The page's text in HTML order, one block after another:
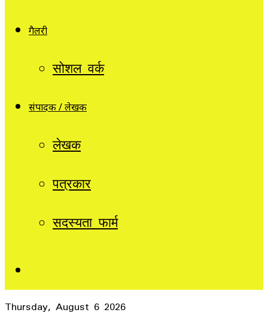
गैलरी
सोशल वर्क
संपादक / लेखक
लेखक
पत्रकार
सदस्यता फार्म
Thursday, August 6 2026